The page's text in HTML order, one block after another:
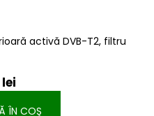
activă DVB-T2, filtru
lei
ÎN COŞ